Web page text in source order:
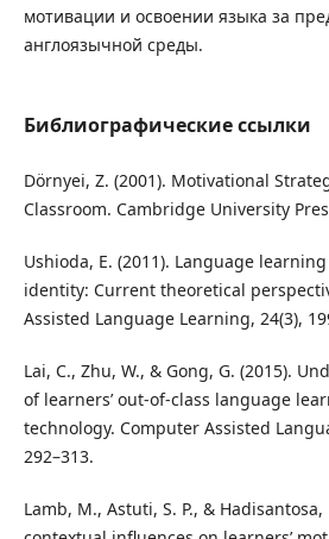
мотивации и освоении языка за
англоязычной среды.
Библиографические ссылки
Dörnyei, Z. (2001). Motivational
Classroom. Cambridge University
Ushioda, E. (2011). Language
identity: Current theoretical
Assisted Language Learning, 24(3),
Lai, C., Zhu, W., & Gong, G. (2015).
of learners’ out-of-class language
technology. Computer Assisted
292–313.
Lamb, M., Astuti, S. P., &